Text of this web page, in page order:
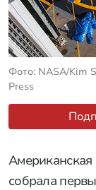
Фото: NASA/Kim
Press
собрала